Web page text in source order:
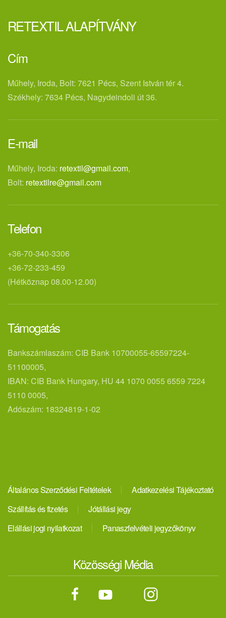
RETEXTIL ALAPÍTVÁNY
Cím
Műhely, Iroda, Bolt: 7621 Pécs, Szent István tér 4.
Székhely: 7634 Pécs, Nagydeindoli út 36.
E-mail
Műhely, Iroda: retextil@gmail.com,
Bolt: retextilre@gmail.com
Telefon
+36-70-340-3306
+36-72-233-459
(Hétköznap 08.00-12.00)
Támogatás
Bankszámlaszám: CIB Bank 10700055-65597224-
51100005,
IBAN: CIB Bank Hungary, HU 44 1070 0055 6559 7224
5110 0005,
Adószám: 18324819-1-02
Általános Szerződési Feltételek
Adatkezelési Tájékoztató
Szállítás és fizetés
Jótállási jegy
Elállási jogi nyilatkozat
Panaszfelvételi jegyzőkönyv
Közösségi Média